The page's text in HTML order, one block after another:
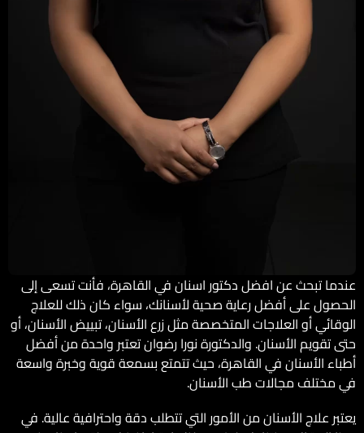
عندما تبحث عن افضل دكتور اسنان في القاهرة، فأنت تسعى إلى
الحصول على أفضل رعاية صحية لأسنانك، سواء كان ذلك للعلاج
الوقائي أو العلاجات المتخصصة مثل زرع الأسنان، تبييض الأسنان، أو
حتى تقويم الأسنان. والدكتورة نورا رضوان تعتبر واحدة من أفضل
أطباء الأسنان في القاهرة، حيث تتمتع بسمعة قوية وخبرة واسعة
في مختلف مجالات طب الأسنان.
يعتبر علاج الأسنان من الأمور التي تتطلب دقة واحترافية عالية. في